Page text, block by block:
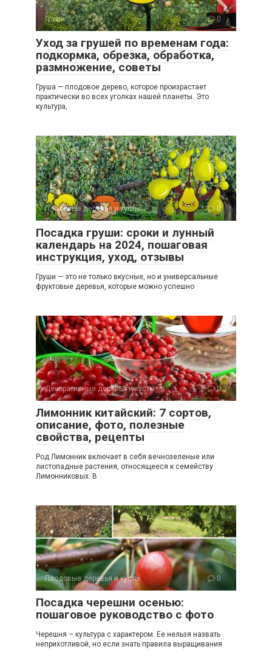
Груши 0
Уход за грушей по временам года:
подкормка, обрезка, обработка,
размножение, советы
Груша — плодовое дерево, которое произрастает
практически во всех уголках нашей планеты. Это
культура,
Плодовые деревья и кусты 0
Посадка груши: сроки и лунный
календарь на 2024, пошаговая
инструкция, уход, отзывы
Груши — это не только вкусные, но и универсальные
фруктовые деревья, которые можно успешно
Декоративные деревья и кусты 0
Лимонник китайский: 7 сортов,
описание, фото, полезные
свойства, рецепты
Род Лимонник включает в себя вечнозеленые или
листопадные растения, относящееся к семейству
Лимонниковых. В
Плодовые деревья и кусты 0
Посадка черешни осенью:
пошаговое руководство с фото
Черешня – культура с характером. Ее нельзя назвать
неприхотливой, но если знать правила выращивания